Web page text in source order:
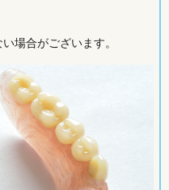
場合がございます。